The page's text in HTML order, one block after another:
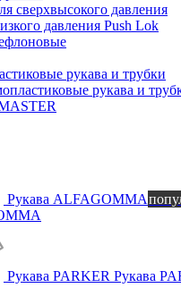
сверхвысокого давления
давления Push Lok
рукава и трубки
рукава и
Рукава ALFAGOMMA
Рукава PARKER Рукава